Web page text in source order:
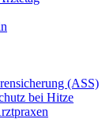
(ASS)
bei Hitze